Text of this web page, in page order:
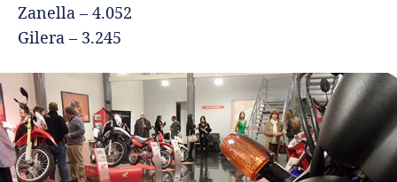
Zanella – 4.052
Gilera – 3.245